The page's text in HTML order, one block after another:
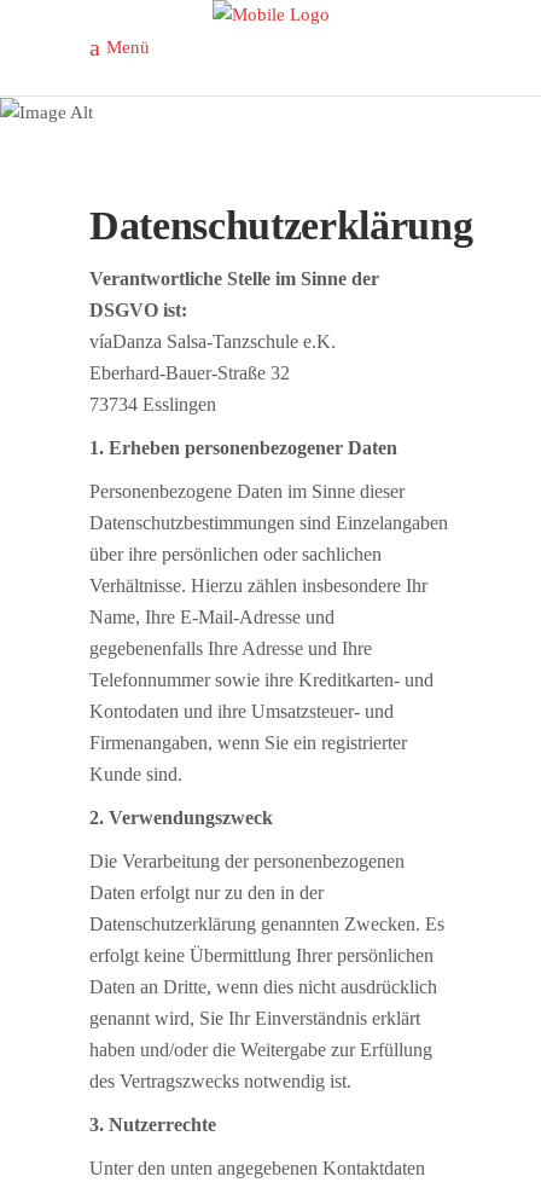
Menü
Datenschutz
Datenschutzerklärung
Verantwortliche Stelle im Sinne der
DSGVO ist:
víaDanza Salsa-Tanzschule e.K.
Eberhard-Bauer-Straße 32
73734 Esslingen
1. Erheben personenbezogener Daten
Personenbezogene Daten im Sinne dieser
Datenschutzbestimmungen sind Einzelangaben
über ihre persönlichen oder sachlichen
Verhältnisse. Hierzu zählen insbesondere Ihr
Name, Ihre E-Mail-Adresse und
gegebenenfalls Ihre Adresse und Ihre
Telefonnummer sowie ihre Kreditkarten- und
Kontodaten und ihre Umsatzsteuer- und
Firmenangaben, wenn Sie ein registrierter
Kunde sind.
2. Verwendungszweck
Die Verarbeitung der personenbezogenen
Daten erfolgt nur zu den in der
Datenschutzerklärung genannten Zwecken. Es
erfolgt keine Übermittlung Ihrer persönlichen
Daten an Dritte, wenn dies nicht ausdrücklich
genannt wird, Sie Ihr Einverständnis erklärt
haben und/oder die Weitergabe zur Erfüllung
des Vertragszwecks notwendig ist.
3. Nutzerrechte
Unter den unten angegebenen Kontaktdaten